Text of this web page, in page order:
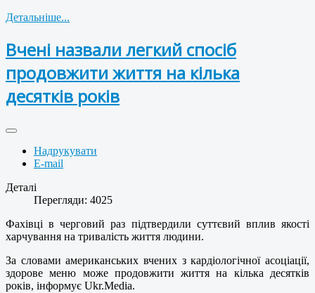
Детальніше...
Вчені назвали легкий спосіб
продовжити життя на кілька
десятків років
Надрукувати
E-mail
Деталі
Перегляди: 4025
Фахівці в черговий раз підтвердили суттєвий вплив якості
харчування на тривалість життя людини.
За словами американських вчених з кардіологічної асоціації,
здорове меню може продовжити життя на кілька десятків
років, інформує Ukr.Media.